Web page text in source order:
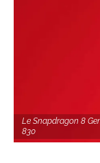
Le Snapdragon 8
830